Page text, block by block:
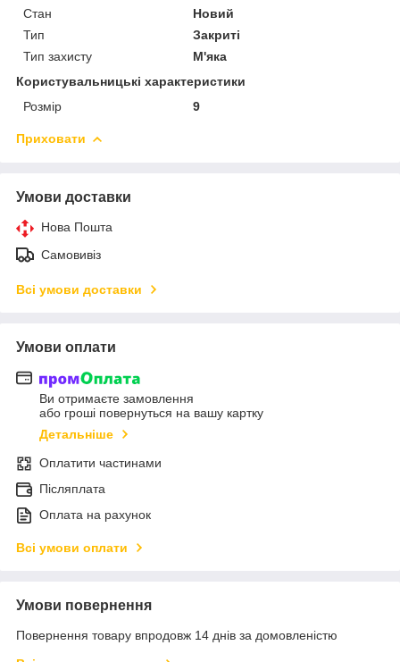
Стан
Новий
Тип
Закриті
Тип захисту
М'яка
Користувальницькі характеристики
Розмір
9
Приховати
Умови доставки
Нова Пошта
Самовивіз
Всі умови доставки
Умови оплати
Ви отримаєте замовлення
або гроші повернуться на вашу картку
Детальніше
Оплатити частинами
Післяплата
Оплата на рахунок
Всі умови оплати
Умови повернення
Повернення товару впродовж 14 днів за домовленістю